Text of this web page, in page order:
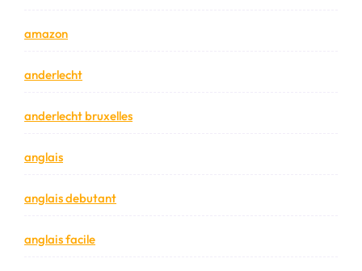
amazon
anderlecht
anderlecht bruxelles
anglais
anglais debutant
anglais facile